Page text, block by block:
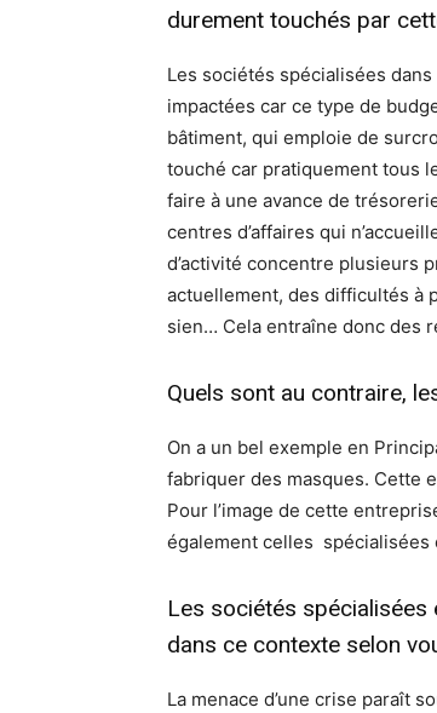
durement touchés par
Les sociétés spécialisées
impactées car ce type de
bâtiment, qui emploie de
touché car pratiquement tous
faire à une avance de
centres d’affaires qui
d’activité concentre plusieurs
actuellement, des difficultés à
sien… Cela entraîne donc des
Quels sont au contraire,
On a un bel exemple en
fabriquer des masques. Cette
Pour l’image de cette
également celles spécialisées
Les sociétés spécialisées
dans ce contexte selon
La menace d’une crise paraît